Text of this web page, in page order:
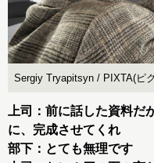
Sergiy Tryapitsyn / PIXTA(ピ
上司：前に話した資料だ
に、完成させてくれ
部下：とても無理です